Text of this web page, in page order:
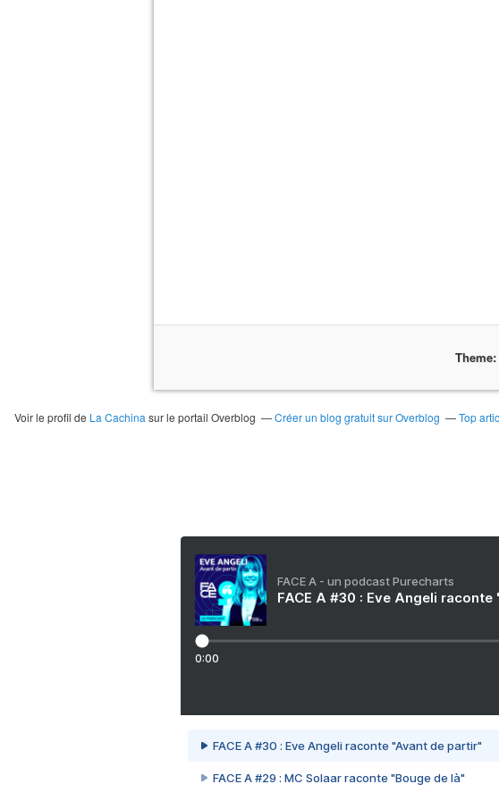
Voir le profil de La Cachina sur le portail Overblog Créer un blog gratuit sur Overblog Top
FACE A - un podcast Purecharts
FACE A #30 : Eve Angeli
0:00
FACE A #30 : Eve Angeli raconte "Avant de partir"
FACE A #29 : MC Solaar raconte "Bouge de là"